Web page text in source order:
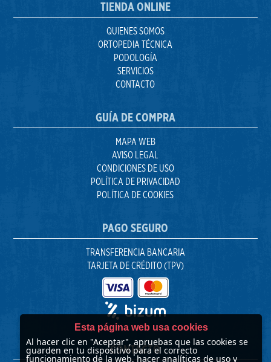
TIENDA ONLINE
QUIENES SOMOS
ORTOPEDIA TÉCNICA
PODOLOGÍA
SERVICIOS
CONTACTO
GUÍA DE COMPRA
MAPA WEB
AVISO LEGAL
CONDICIONES DE USO
POLÍTICA DE PRIVACIDAD
POLÍTICA DE COOKIES
PAGO SEGURO
TRANSFERENCIA BANCARIA
TARJETA DE CRÉDITO (TPV)
CONTACTO
Esta página web usa cookies
Al hacer clic en "Aceptar", apruebas que las cookies se
guarden en tu dispositivo para el correcto
funcionamiento de la web, hacer analíticas de uso y